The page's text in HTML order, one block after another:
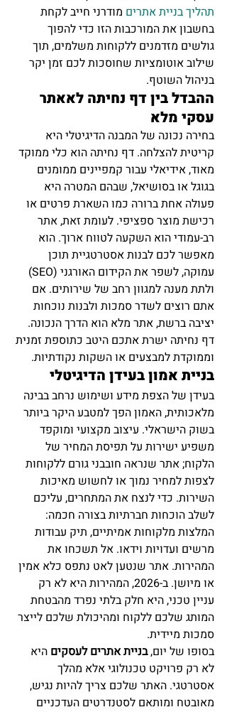
תהליך בניית אתרים מודרני חייב לקחת
בחשבון את המורכבות הזו כדי להפוך
גולשים מזדמנים ללקוחות משלמים, תוך
שילוב אוטומציות שחוסכות לכם זמן יקר
בניהול השוטף.
ההבדל בין דף נחיתה לאאתר
עסקי מלא
בחירה נכונה של המבנה הדיגיטלי היא
קריטית להצלחה. דף נחיתה הוא כלי ממוקד
מאוד, אידיאלי עבור קמפיינים ממומנים
בגוגל או בסושיאל, שבהם המטרה היא
פעולה אחת ברורה כמו השארת פרטים או
רכישת מוצר ספציפי. לעומת זאת, אתר
רב-עמודי הוא השקעה לטווח ארוך. הוא
מאפשר לכם לבנות אסטרטגיית תוכן
עמוקה, לשפר את הקידום האורגני (SEO)
ולתת מענה למגוון רחב של שירותים. אם
אתם רוצים לשדר סמכות ולבנות נוכחות
יציבה ברשת, אתר מלא הוא הדרך הנכונה.
דף נחיתה ישרת אתכם היטב כתוספת זמנית
וממוקדת למבצעים או השקות נקודתיות.
בניית אמון בעידן הדיגיטלי
בעידן של הצפת מידע ושימוש נרחב בבינה
מלאכותית, האמון הפך למטבע היקר ביותר
בשוק הישראלי. עיצוב מקצועי ומוקפד
משפיע ישירות על תפיסת המחיר של
הלקוח; אתר שנראה חובבני גורם ללקוחות
לצפות למחיר נמוך או לחשוש מאיכות
השירות. כדי לנצח את המתחרים, עליכם
לשלב הוכחות חברתיות בצורה חכמה:
המלצות מלקוחות אמיתיים, תיק עבודות
מרשים ועדויות וידאו. אל תשכחו את
המהירות. אתר שנטען לאט נתפס כלא אמין
או מיושן. ב-2026, המהירות היא לא רק
עניין טכני, היא חלק בלתי נפרד מהבטחת
המותג שלכם ללקוח ומהיכולת שלכם לייצר
סמכות מיידית.
בסופו של יום, בניית אתרים לעסקים היא
לא רק פרויקט טכנולוגי אלא מהלך
אסטרטגי. האתר שלכם צריך להיות נגיש,
מאובטח ומותאם לסטנדרטים העדכניים